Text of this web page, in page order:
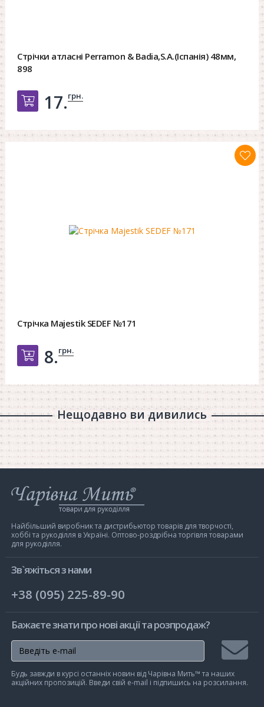
Стрічки атласні Perramon & Badia,S.A.(Іспанія) 48мм,
898
Добавить в корзину
17.грн.
Стрічка Majestik SEDEF №171
Добавить в корзину
8.грн.
Нещодавно ви дивились
Інтернет-
магазин
Мить
Найбільший виробник та дистрибьютор товарів для творчості,
хоббі та рукоділля в Україні. Оптово-роздрібна торгівля товарами
для рукоділля.
Зв`яжіться з нами
+38 (095) 225-89-90
Бажаєте знати про нові акції та розпродаж?
на
Будь завжди в курсі останніх новин від Чарівна Мить™ та наших
акційних пропозицій. Введи свій e-mail і підпишись на розсилання.